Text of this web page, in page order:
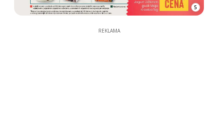
5
REKLAMA